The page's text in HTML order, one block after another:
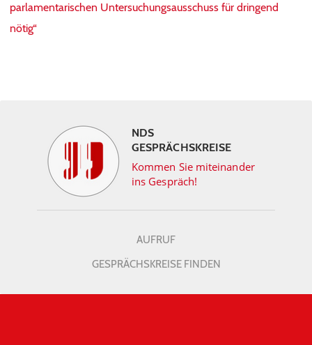
parlamentarischen Untersuchungsausschuss für dringend
nötig“
NDS
GESPRÄCHSKREISE
Kommen Sie miteinander
ins Gespräch!
AUFRUF
GESPRÄCHSKREISE FINDEN